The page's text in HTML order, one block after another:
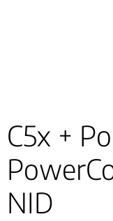
C5x +
NID